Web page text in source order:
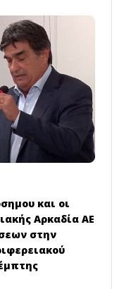
και οι
Αρκαδία ΑΕ
στην